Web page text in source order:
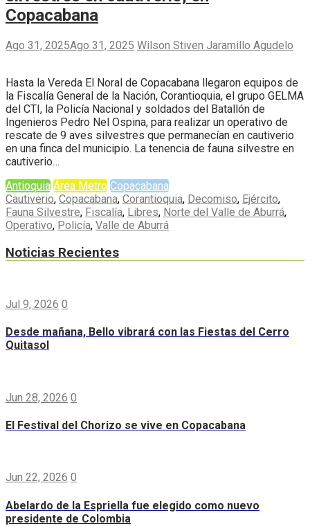
Copacabana
Ago 31, 2025Ago 31, 2025 Wilson Stiven Jaramillo Agudelo
Hasta la Vereda El Noral de Copacabana llegaron equipos de
la Fiscalía General de la Nación, Corantioquia, el grupo GELMA
del CTI, la Policía Nacional y soldados del Batallón de
Ingenieros Pedro Nel Ospina, para realizar un operativo de
rescate de 9 aves silvestres que permanecían en cautiverio
en una finca del municipio. La tenencia de fauna silvestre en
cautiverio…
Antioquia Área Metro Copacabana
Cautiverio, Copacabana, Corantioquia, Decomiso, Ejército,
Fauna Silvestre, Fiscalía, Libres, Norte del Valle de Aburrá,
Operativo, Policía, Valle de Aburrá
Noticias Recientes
Jul 9, 2026 0
Desde mañana, Bello vibrará con las Fiestas del Cerro
Quitasol
Jun 28, 2026 0
El Festival del Chorizo se vive en Copacabana
Jun 22, 2026 0
Abelardo de la Espriella fue elegido como nuevo
presidente de Colombia